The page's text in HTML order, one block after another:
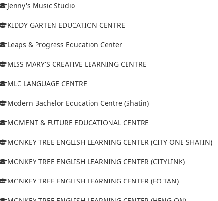
Jenny's Music Studio
KIDDY GARTEN EDUCATION CENTRE
Leaps & Progress Education Center
MISS MARY'S CREATIVE LEARNING CENTRE
MLC LANGUAGE CENTRE
Modern Bachelor Education Centre (Shatin)
MOMENT & FUTURE EDUCATIONAL CENTRE
MONKEY TREE ENGLISH LEARNING CENTER (CITY ONE SHATIN)
MONKEY TREE ENGLISH LEARNING CENTER (CITYLINK)
MONKEY TREE ENGLISH LEARNING CENTER (FO TAN)